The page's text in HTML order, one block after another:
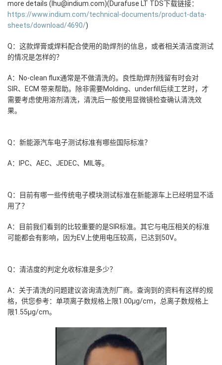
more details (lhu@indium.com)(Durafuse LT TDS下载链接：
https://www.indium.com/technical-documents/product-data-
sheets/download/4690/)
Q：这款焊膏或焊料配合使用的助焊剂的信息，或者相关清洁度测试
的情况是怎样的？
A：No-clean flux通常是不做清洗的。良性助焊剂残留有时会对
SIR、ECM 带来帮助。除非需要Molding、underfill后续工艺时，才
需要考虑使用溶剂清洗，清洗后一般使用显微镜检查确认清洗效
果。
Q：新能源汽车电子测试标准有哪些国际标准？
A：IPC、AEC、JEDEC、MIL等。
Q：目前有哪一些传统电子模块测试标准在新能源车上已经明显不适
用了？
A：目前我们看到的比较重要的是SIR标准。其它与电压相关的标准
可能都会有影响，因为EV上使用电压较高，已达到50V。
Q：清洁度的判定允收标准是多少？
A：关于清洗的问题建议咨询清洗剂厂商。查询到的资料有这样的规
格，供您参考：单项离子数规格上限1.00μg/cm，总离子数规格上
限1.55μg/cm。